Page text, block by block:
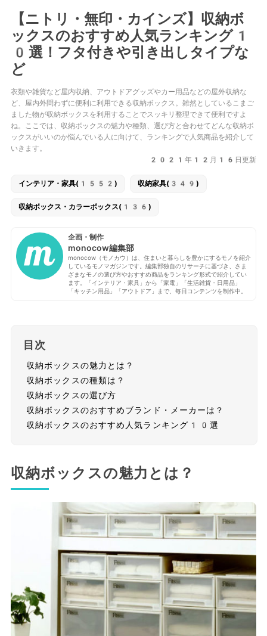
【ニトリ・無印・カインズ】収納ボ
ックスのおすすめ人気ランキング1
0選！フタ付きや引き出しタイプな
ど
衣類や雑貨など屋内収納、アウトドアグッズやカー用品などの屋外収納な
ど、屋内外問わずに便利に利用できる収納ボックス。雑然としているこまご
ました物が収納ボックスを利用することでスッキリ整理できて便利ですよ
ね。ここでは、収納ボックスの魅力や種類、選び方と合わせてどんな収納ボ
ックスがいいのか悩んでいる人に向けて、ランキングで人気商品を紹介して
いきます。
2021年12月16日更新
インテリア・家具(1552) 収納家具(349)
収納ボックス・カラーボックス(136)
企画・制作
monocow編集部
monocow（モノカウ）は、住まいと暮らしを豊かにするモノを紹介
しているモノマガジンです。編集部独自のリサーチに基づき、さま
ざまなモノの選び方やおすすめ商品をランキング形式で紹介してい
ます。「インテリア・家具」から「家電」「生活雑貨・日用品」
「キッチン用品」「アウトドア」まで、毎日コンテンツを制作中。
目次
収納ボックスの魅力とは？
収納ボックスの種類は？
収納ボックスの選び方
収納ボックスのおすすめブランド・メーカーは？
収納ボックスのおすすめ人気ランキング10選
収納ボックスの魅力とは？